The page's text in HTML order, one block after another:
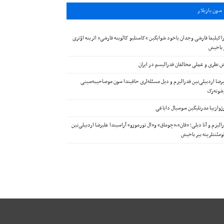
سون يازيلار
قارشی وجدان یاخود شوایگین “کاستلیو کالوینه قارشی” اثرینه اؤتری
باخیش
نظری و عملی مخالفان فدرالیسم در ایران
اردبیلی‌نین فدرالیزم و دیل مسئله‌لری حاقیندا سون موصاحیبه‌سینی
مدرنلیگین سوسیال دایاغی
و آنا دیلی؛ «قان»،«چوماق» و«ال تورموزو» آراسیندا علیرضا اردبیلی‌نین
بیر باخیش